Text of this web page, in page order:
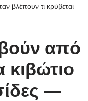
βλέπουν τι κρύβεται
από
κιβώτιο
—